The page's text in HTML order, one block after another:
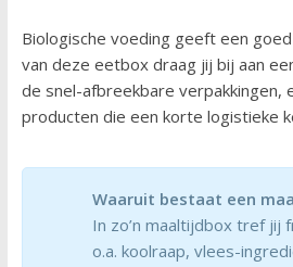
Biologische voeding geeft een
van deze eetbox draag jij bij aan
de snel-afbreekbare verpakkingen,
producten die een korte logistieke
Waaruit bestaat een
In zo’n maaltijdbox tref jij
o.a. koolraap, vlees-